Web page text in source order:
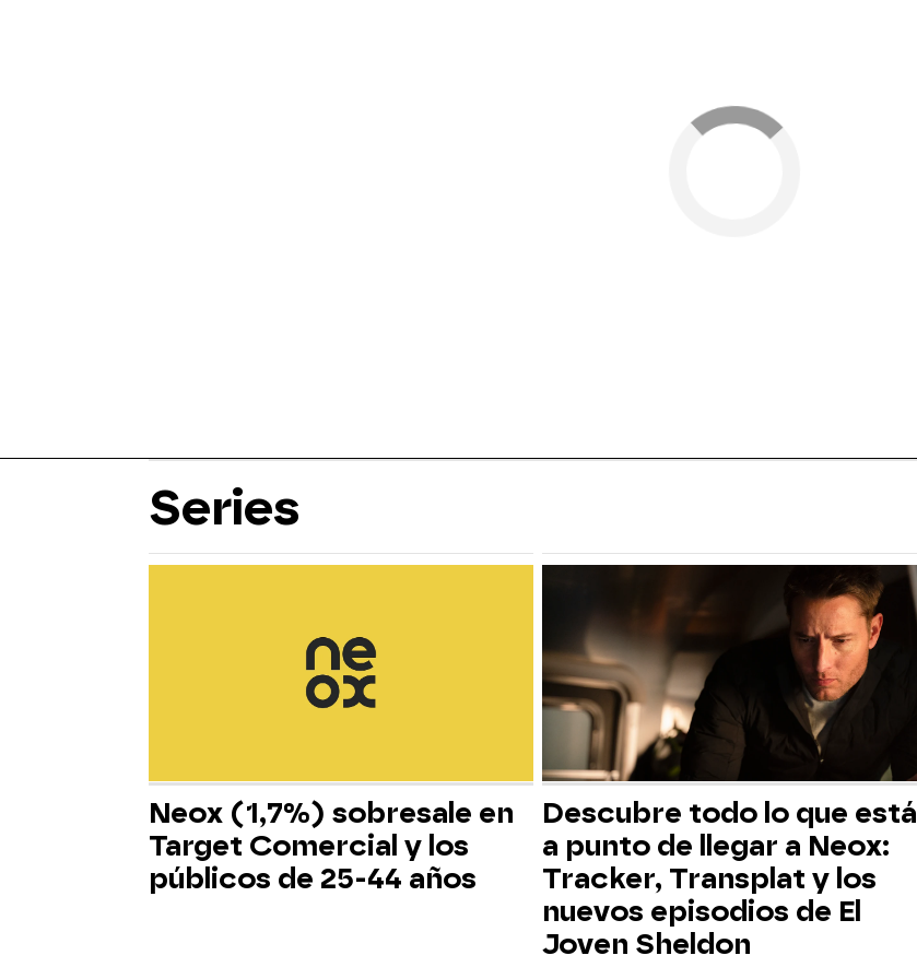
Series
Neox (1,7%) sobresale en
Target Comercial y los
públicos de 25-44 años
Descubre todo lo que está
a punto de llegar a Neox:
Tracker, Transplat y los
nuevos episodios de El
Joven Sheldon